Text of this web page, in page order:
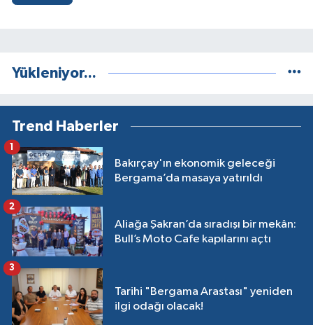
Yükleniyor...
Trend Haberler
Bakırçay'ın ekonomik geleceği
Bergama’da masaya yatırıldı
1
Aliağa Şakran’da sıradışı bir mekân:
Bull’s Moto Cafe kapılarını açtı
2
Tarihi "Bergama Arastası" yeniden
ilgi odağı olacak!
3